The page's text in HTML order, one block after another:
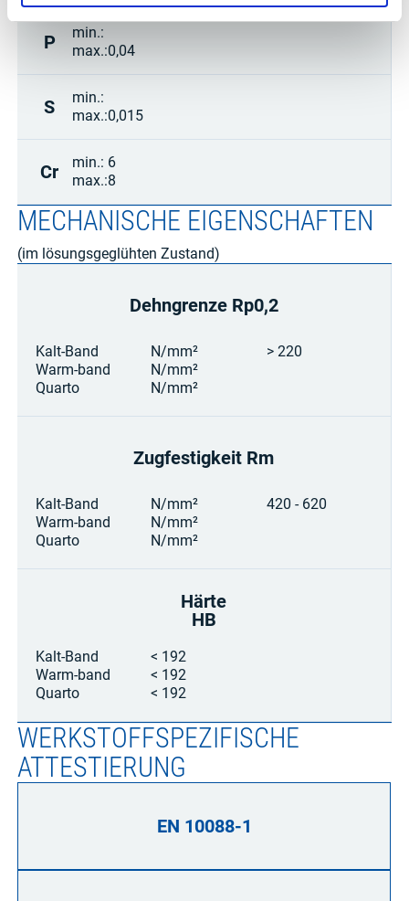
P
min.:
max.:0,04
S
min.:
max.:0,015
Cr
min.:
max.:
6
8
MECHANISCHE EIGENSCHAFTEN
(im lösungsgeglühten Zustand)
Kalt-Band
Warm-band
Quarto
Dehngrenze Rp0,2
N/mm²
N/mm²
N/mm²
> 220
Kalt-Band
Warm-band
Quarto
Zugfestigkeit Rm
N/mm²
N/mm²
N/mm²
420 - 620
Kalt-Band
Warm-band
Quarto
Härte
HB
< 192
< 192
< 192
WERKSTOFFSPEZIFISCHE
ATTESTIERUNG
EN 10088-1